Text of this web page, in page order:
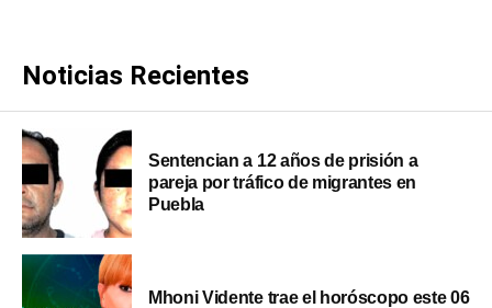
Noticias Recientes
Sentencian a 12 años de prisión a
pareja por tráfico de migrantes en
Puebla
Mhoni Vidente trae el horóscopo este 06